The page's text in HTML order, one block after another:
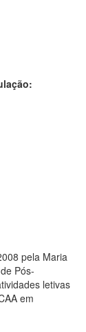
pela Maria
Pós-
letivas
em